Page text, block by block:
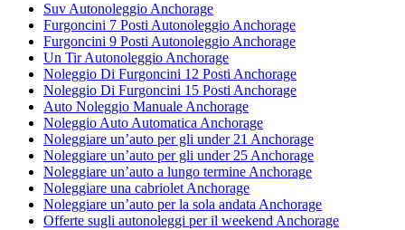
Suv Autonoleggio Anchorage
Furgoncini 7 Posti Autonoleggio Anchorage
Furgoncini 9 Posti Autonoleggio Anchorage
Un Tir Autonoleggio Anchorage
Noleggio Di Furgoncini 12 Posti Anchorage
Noleggio Di Furgoncini 15 Posti Anchorage
Auto Noleggio Manuale Anchorage
Noleggio Auto Automatica Anchorage
Noleggiare un’auto per gli under 21 Anchorage
Noleggiare un’auto per gli under 25 Anchorage
Noleggiare un’auto a lungo termine Anchorage
Noleggiare una cabriolet Anchorage
Noleggiare un’auto per la sola andata Anchorage
Offerte sugli autonoleggi per il weekend Anchorage